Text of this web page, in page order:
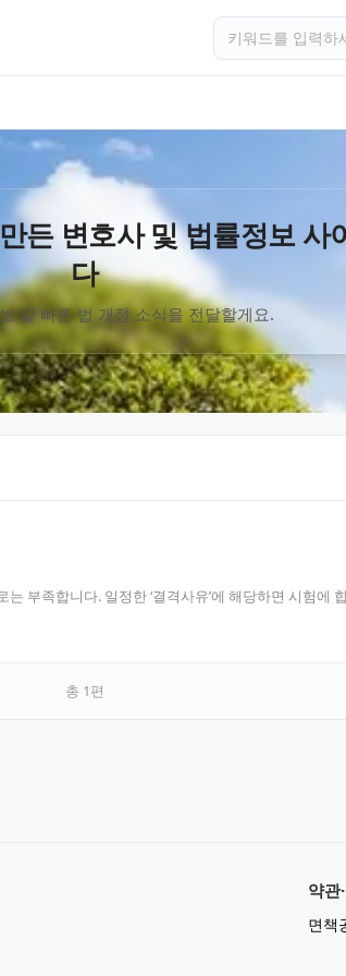
든 변호사 및 법률정보 사
다
및 빠른 법 개정 소식을 전달할게요.
부족합니다. 일정한 ‘결격사유’에 해당하면 시험에
총 1편
약관
면책